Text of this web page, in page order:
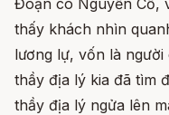
thấy khách nhìn
lương lự, vốn là
thầy địa lý kia đã tìm
thầy địa lý ngửa lên